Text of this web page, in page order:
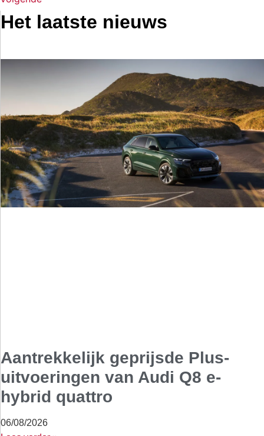
Het laatste nieuws
Aantrekkelijk geprijsde Plus-
uitvoeringen van Audi Q8 e-
hybrid quattro
06/08/2026